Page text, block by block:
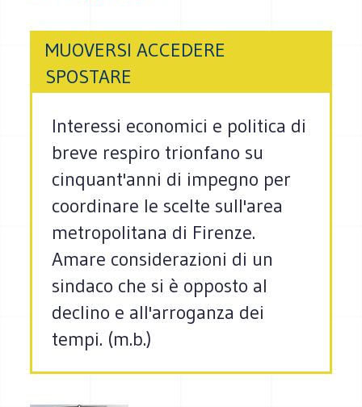
MUOVERSI ACCEDERE
SPOSTARE
Interessi economici e politica di
breve respiro trionfano su
cinquant'anni di impegno per
coordinare le scelte sull'area
metropolitana di Firenze.
Amare considerazioni di un
sindaco che si è opposto al
declino e all'arroganza dei
tempi. (m.b.)